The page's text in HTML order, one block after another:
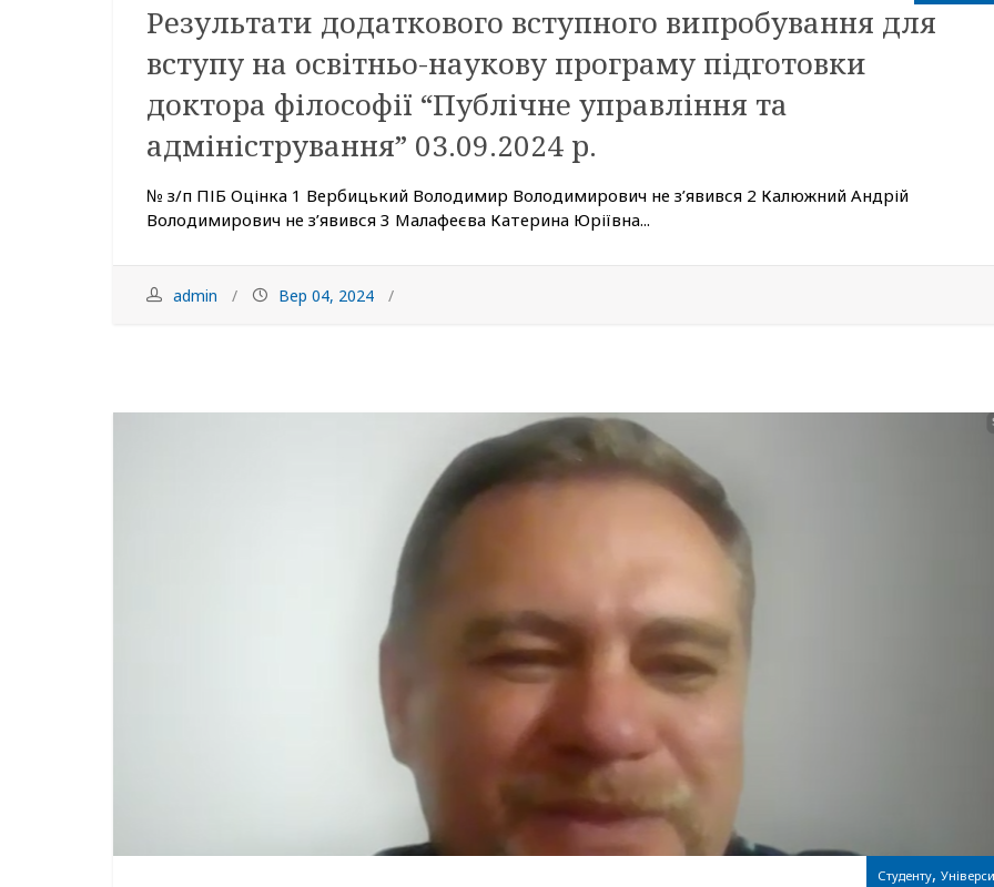
Результати додаткового вступного випробування для
вступу на освітньо-наукову програму підготовки
доктора філософії “Публічне управління та
адміністрування” 03.09.2024 р.
№ з/п ПІБ Оцінка 1 Вербицький Володимир Володимирович не з’явився 2 Калюжний Андрій
Володимирович не з’явився 3 Малафеєва Катерина Юріївна...
admin Вер 04, 2024
Студенту,